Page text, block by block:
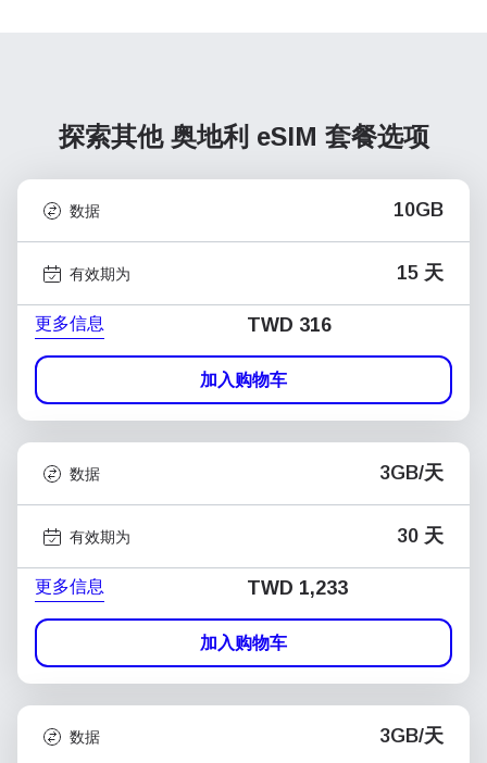
探索其他 奥地利 eSIM 套餐选项
数据 10GB
有效期为 15 天
更多信息 TWD 316
加入购物车
数据 3GB/天
有效期为 30 天
更多信息 TWD 1,233
加入购物车
数据 3GB/天